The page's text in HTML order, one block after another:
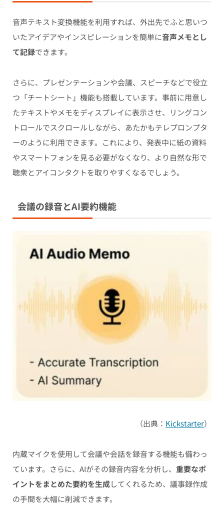
音声テキスト変換機能を利用すれば、外出先でふと思いつ
いたアイデアやインスピレーションを簡単に音声メモとし
て記録できます。
さらに、プレゼンテーションや会議、スピーチなどで役立
つ「チートシート」機能も搭載しています。事前に用意し
たテキストやメモをディスプレイに表示させ、リングコン
トロールでスクロールしながら、あたかもテレプロンプタ
ーのように利用できます。これにより、発表中に紙の資料
やスマートフォンを見る必要がなくなり、より自然な形で
聴衆とアイコンタクトを取りやすくなるでしょう。
会議の録音とAI要約機能
（出典： Kickstarter）
内蔵マイクを使用して会議や会話を録音する機能も備わっ
ています。さらに、AIがその録音内容を分析し、 重要なポ
イントをまとめた要約を生成してくれるため、議事録作成
の手間を大幅に削減できます。